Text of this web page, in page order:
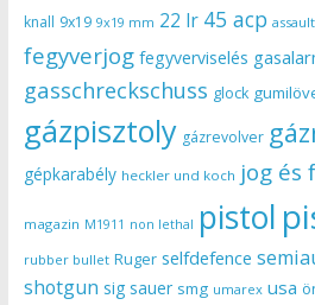
knall 9x19 9x19 mm 22 lr 45 acp
fegyverjog fegyverviselés
gasschreckschuss glock
gázpisztoly gázrevolver
gépkarabély heckler und koch jog és
magazin M1911 non lethal pistol
rubber bullet Ruger selfdefence
shotgun sig sauer smg umarex usa